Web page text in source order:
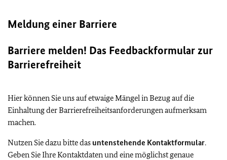
Meldung einer Barriere
Barriere melden! Das Feedbackformular zur
Barrierefreiheit
Hier können Sie uns auf etwaige Mängel in Bezug auf die
Einhaltung der Barrierefreiheitsanforderungen aufmerksam
machen.
Nutzen Sie dazu bitte das untenstehende Kontaktformular.
Geben Sie Ihre Kontaktdaten und eine möglichst genaue